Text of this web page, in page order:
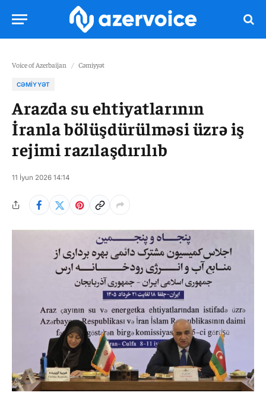
Voice of Azerbaijan / Cəmiyyət
CƏMIYYƏT
Arazda su ehtiyatlarının
İranla bölüşdürülməsi üzrə iş
rejimi razılaşdırılıb
11 İyun 2026 14:14